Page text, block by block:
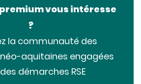
vous intéresse
?
la communauté des
aquitaines engagées
démarches RSE